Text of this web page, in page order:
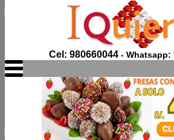
Cel: 980660044- Whatsapp: